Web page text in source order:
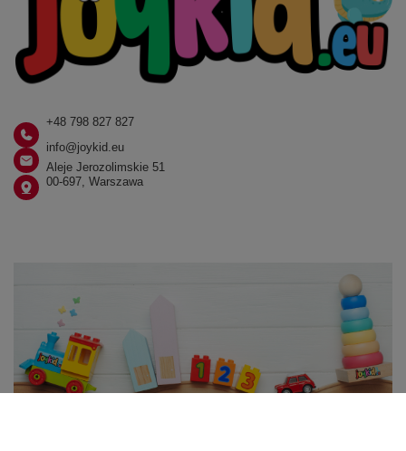
+48 798 827 827
info@joykid.eu
Aleje Jerozolimskie 51
00-697, Warszawa